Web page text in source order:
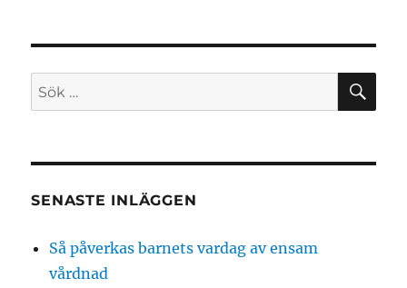
Sök
efter:
SENASTE INLÄGGEN
Så påverkas barnets vardag av ensam
vårdnad